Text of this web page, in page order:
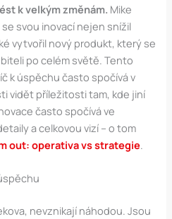
k velkým změnám. Mike
svou inovací nejen snížil
vytvořil nový produkt, který se
po celém světě. Tento
k úspěchu často spočívá v
vidět příležitosti tam, kde jiní
často spočívá ve
a celkovou vizí – o tom
out: operativa vs strategie.
nevznikají náhodou. Jsou